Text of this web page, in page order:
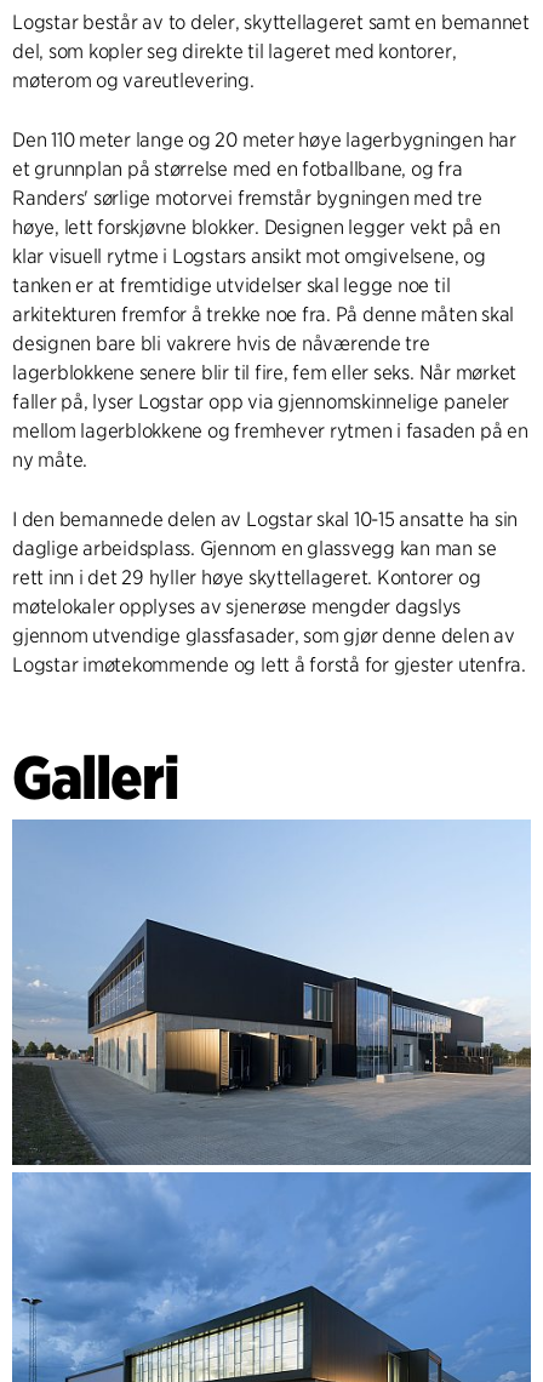
Logstar består av to deler, skyttellageret samt en bemannet
del, som kopler seg direkte til lageret med kontorer,
møterom og vareutlevering.
Den 110 meter lange og 20 meter høye lagerbygningen har
et grunnplan på størrelse med en fotballbane, og fra
Randers' sørlige motorvei fremstår bygningen med tre
høye, lett forskjøvne blokker. Designen legger vekt på en
klar visuell rytme i Logstars ansikt mot omgivelsene, og
tanken er at fremtidige utvidelser skal legge noe til
arkitekturen fremfor å trekke noe fra. På denne måten skal
designen bare bli vakrere hvis de nåværende tre
lagerblokkene senere blir til fire, fem eller seks. Når mørket
faller på, lyser Logstar opp via gjennomskinnelige paneler
mellom lagerblokkene og fremhever rytmen i fasaden på en
ny måte.
I den bemannede delen av Logstar skal 10-15 ansatte ha sin
daglige arbeidsplass. Gjennom en glassvegg kan man se
rett inn i det 29 hyller høye skyttellageret. Kontorer og
møtelokaler opplyses av sjenerøse mengder dagslys
gjennom utvendige glassfasader, som gjør denne delen av
Logstar imøtekommende og lett å forstå for gjester utenfra.
Galleri